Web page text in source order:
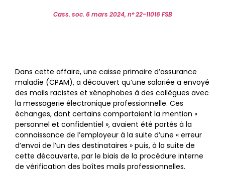
Cass. soc. 6 mars 2024, n° 22-11016 FSB
Dans cette affaire, une caisse primaire d’assurance
maladie (CPAM), a découvert qu’une salariée a envoyé
des mails racistes et xénophobes à des collègues avec
la messagerie électronique professionnelle. Ces
échanges, dont certains comportaient la mention «
personnel et confidentiel », avaient été portés à la
connaissance de l’employeur à la suite d’une « erreur
d’envoi de l’un des destinataires » puis, à la suite de
cette découverte, par le biais de la procédure interne
de vérification des boîtes mails professionnelles.